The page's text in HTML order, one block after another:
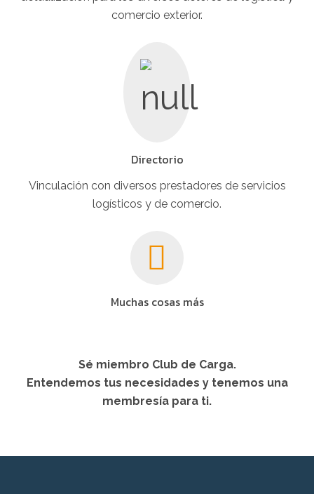
comercio exterior.
Directorio
Vinculación con diversos prestadores de servicios
logísticos y de comercio.
Muchas cosas más
Sé miembro Club de Carga.
Entendemos tus necesidades y tenemos una
membresía para ti.